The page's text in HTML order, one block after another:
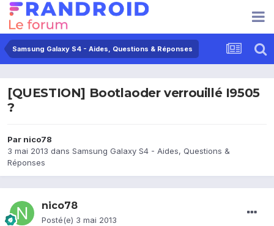
Samsung Galaxy S4 - Aides, Questions & Réponses
[QUESTION] Bootlaoder verrouillé I9505
?
Par nico78
3 mai 2013 dans Samsung Galaxy S4 - Aides, Questions &
Réponses
nico78
Posté(e) 3 mai 2013